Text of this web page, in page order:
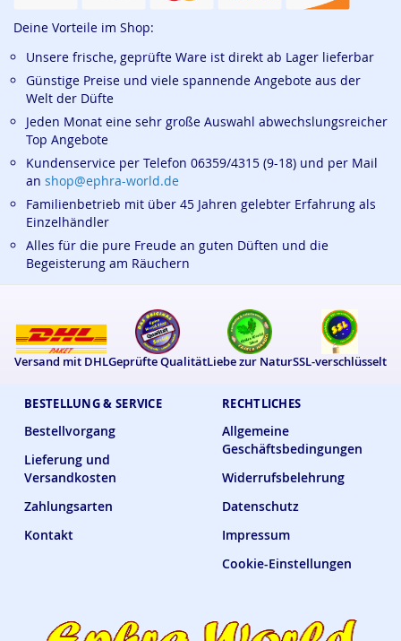
BESTELLUNG & SERVICE
Bestellvorgang
Lieferung und
Versandkosten
Zahlungsarten
Kontakt
RECHTLICHES
Allgemeine
Geschäftsbedingungen
Widerrufsbelehrung
Datenschutz
Impressum
Cookie-Einstellungen
Deine Vorteile im Shop:
Unsere frische, geprüfte Ware ist direkt ab Lager lieferbar
Günstige Preise und viele spannende Angebote aus der
Welt der Düfte
Jeden Monat eine sehr große Auswahl abwechslungsreicher
Top Angebote
Kundenservice per Telefon 06359/4315 (9-18) und per Mail
an shop@ephra-world.de
Familienbetrieb mit über 45 Jahren gelebter Erfahrung als
Einzelhändler
Alles für die pure Freude an guten Düften und die
Begeisterung am Räuchern
Versand mit DHLGeprüfte QualitätLiebe zur NaturSSL-verschlüsselt